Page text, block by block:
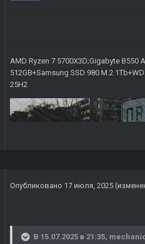
AMD Ryzen 7 5700X3D;Gigabyte B550
512GB+Samsung SSD 980 M.2
25H2
Опубликовано 17 июля, 2025
В 15.07.2025 в 21:35,